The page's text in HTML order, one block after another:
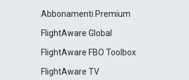
Abbonamenti Premium
FlightAware Global
FlightAware FBO Toolbox
FlightAware TV